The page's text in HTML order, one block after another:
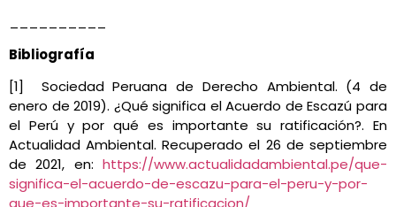
Bibliografía
[1] Sociedad Peruana de Derecho Ambiental. (4 de
enero de 2019). ¿Qué significa el Acuerdo de Escazú para
el Perú y por qué es importante su ratificación?. En
Actualidad Ambiental. Recuperado el 26 de septiembre
de 2021, en: https://www.actualidadambiental.pe/que-
significa-el-acuerdo-de-escazu-para-el-peru-y-por-
que-es-importante-su-ratificacion/